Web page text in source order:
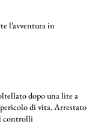
l’avventura in
dopo una lite a
di vita. Arrestato
controlli